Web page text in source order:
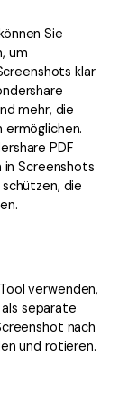
Sie
um
klar
mehr, die
ermöglichen.
PDF
in Screenshots
die
verwenden,
separate
nach
und rotieren.